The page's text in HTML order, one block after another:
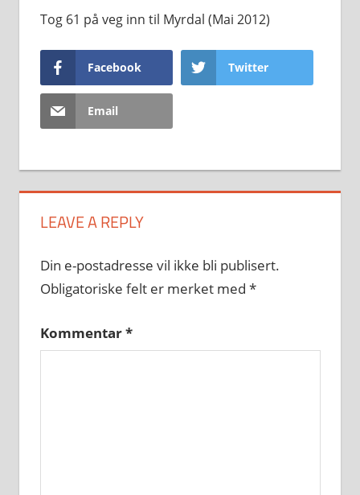
Tog 61 på veg inn til Myrdal (Mai 2012)
Facebook Twitter
Email
LEAVE A REPLY
Din e-postadresse vil ikke bli publisert.
Obligatoriske felt er merket med *
Kommentar*